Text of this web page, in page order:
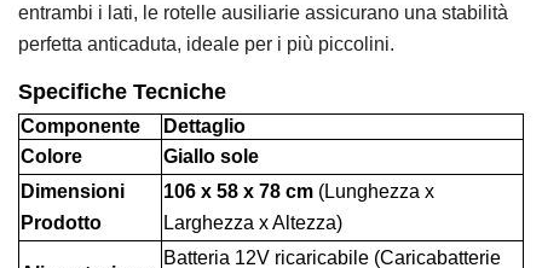
entrambi i lati, le rotelle ausiliarie assicurano una stabilità
perfetta anticaduta, ideale per i più piccolini.
Specifiche Tecniche
Componente
Dettaglio
Colore
Giallo sole
Dimensioni
Prodotto
106 x 58 x 78 cm (Lunghezza x
Larghezza x Altezza)
Batteria 12V ricaricabile (Caricabatterie